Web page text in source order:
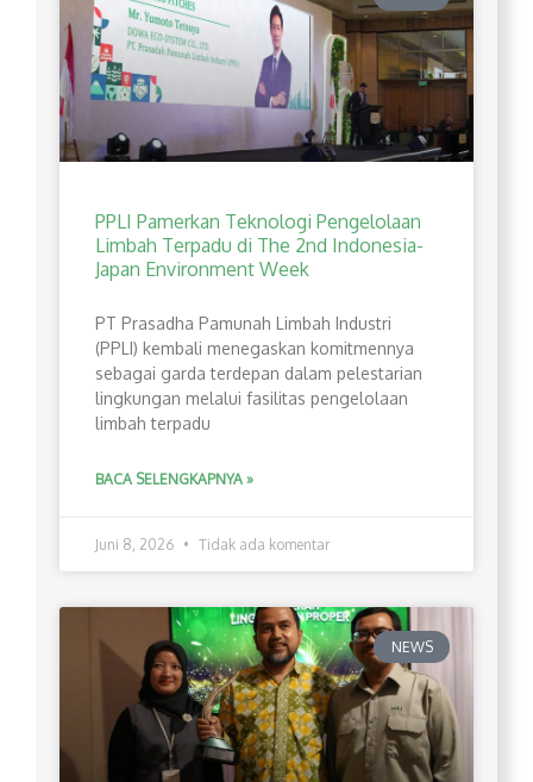
PPLI Pamerkan Teknologi Pengelolaan
Limbah Terpadu di The 2nd Indonesia-
Japan Environment Week
PT Prasadha Pamunah Limbah Industri
(PPLI) kembali menegaskan komitmennya
sebagai garda terdepan dalam pelestarian
lingkungan melalui fasilitas pengelolaan
limbah terpadu
BACA SELENGKAPNYA »
Juni 8, 2026 Tidak ada komentar
NEWS